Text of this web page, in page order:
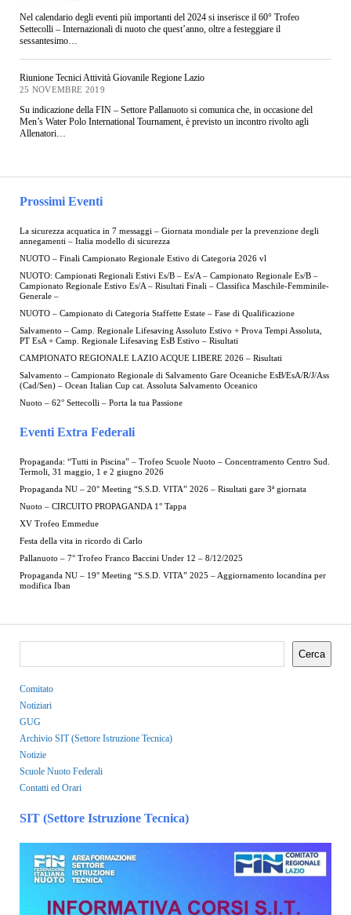
Prossimi Eventi
La sicurezza acquatica in 7 messaggi – Giornata mondiale per la prevenzione degli
annegamenti – Italia modello di sicurezza
NUOTO – Finali Campionato Regionale Estivo di Categoria 2026 vl
NUOTO: Campionati Regionali Estivi Es/B – Es/A – Campionato Regionale Es/B –
Campionato Regionale Estivo Es/A – Risultati Finali – Classifica Maschile-Femminile-
Generale –
NUOTO – Campionato di Categoria Staffette Estate – Fase di Qualificazione
Salvamento – Camp. Regionale Lifesaving Assoluto Estivo + Prova Tempi Assoluta,
PT EsA + Camp. Regionale Lifesaving EsB Estivo – Risultati
CAMPIONATO REGIONALE LAZIO ACQUE LIBERE 2026 – Risultati
Salvamento – Campionato Regionale di Salvamento Gare Oceaniche EsB/EsA/R/J/Ass
(Cad/Sen) – Ocean Italian Cup cat. Assoluta Salvamento Oceanico
Nuoto – 62° Settecolli – Porta la tua Passione
Eventi Extra Federali
Propaganda: “Tutti in Piscina” – Trofeo Scuole Nuoto – Concentramento Centro Sud.
Termoli, 31 maggio, 1 e 2 giugno 2026
Propaganda NU – 20° Meeting “S.S.D. VITA” 2026 – Risultati gare 3ª giornata
Nuoto – CIRCUITO PROPAGANDA 1° Tappa
XV Trofeo Emmedue
Festa della vita in ricordo di Carlo
Pallanuoto – 7° Trofeo Franco Baccini Under 12 – 8/12/2025
Propaganda NU – 19° Meeting “S.S.D. VITA” 2025 – Aggiornamento locandina per
modifica Iban
Nel calendario degli eventi più importanti del 2024 si inserisce il 60° Trofeo
Settecolli – Internazionali di nuoto che quest’anno, oltre a festeggiare il
sessantesimo…
Riunione Tecnici Attività Giovanile Regione Lazio
25 NOVEMBRE 2019
Su indicazione della FIN – Settore Pallanuoto si comunica che, in occasione del
Men’s Water Polo International Tournament, è previsto un incontro rivolto agli
Allenatori…
Cerca
Comitato
Notiziari
GUG
Archivio SIT (Settore Istruzione Tecnica)
Notizie
Scuole Nuoto Federali
Contatti ed Orari
SIT (Settore Istruzione Tecnica)